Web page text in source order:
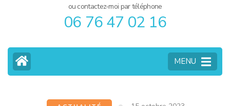
ou contactez-moi par téléphone
06 76 47 02 16
MENU